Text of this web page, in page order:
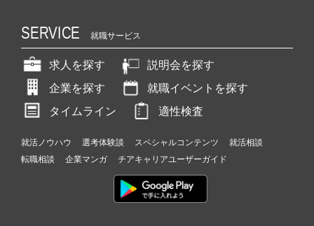
SERVICE 就職サービス
求人を探す
説明会を探す
企業を探す
就職イベントを探す
タイムライン
適性検査
就活ノウハウ 選考体験談 スペシャルコンテンツ
就活相談
転職相談
企業マンガ チアキャリアユーザーガイド